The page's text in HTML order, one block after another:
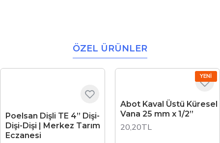
ÖZEL ÜRÜNLER
Poelsan Dişli TE 4” Dişi-
Dişi-Dişi | Merkez Tarım
Eczanesi
YENI
Abot Kaval Üstü Küresel
Vana 25 mm x 1/2”
20,20TL